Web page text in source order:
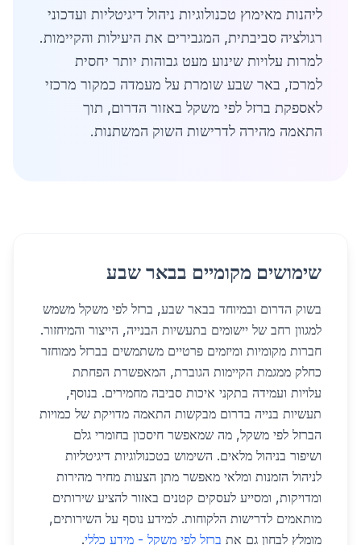
ליהנות מאימוץ טכנולוגיות ניהול דיגיטליות ועדכוני
רגולציה סביבתית, המגבירים את היעילות והקיימות.
למרות עלויות שינוע מעט גבוהות יותר יחסית
למרכז, באר שבע שומרת על מעמדה כמקור מרכזי
לאספקת ברזל לפי משקל באזור הדרום, תוך
התאמה מהירה לדרישות השוק המשתנות.
שימושים מקומיים בבאר שבע
בשוק הדרום ובמיוחד בבאר שבע, ברזל לפי משקל משמש
למגוון רחב של יישומים בתעשיות הבנייה, הייצור והמיחזור.
חברות מקומיות ומיזמים פרטיים משתמשים בברזל ממוחזר
כחלק ממגמת הקיימות הגוברת, המאפשרת הפחתת
עלויות ועמידה בתקני איכות סביבה מחמירים. בנוסף,
תעשיות בנייה בדרום מבקשות התאמה מדויקת של כמויות
הברזל לפי משקל, מה שמאפשר חיסכון בחומרי גלם
ושיפור בניהול מלאים. השימוש בטכנולוגיות דיגיטליות
לניהול הזמנות ומלאי מאפשר מתן הצעות מחיר מהירות
ומדויקות, ומסייע לעסקים קטנים באזור להציע שירותים
מותאמים לדרישות הלקוחות. למידע נוסף על השירותים,
מומלץ לבחון גם את ברזל לפי משקל - מידע כללי.